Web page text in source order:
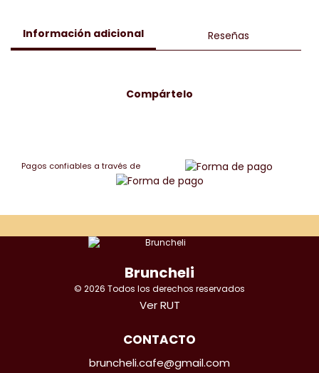
Información adicional Reseñas
Compártelo
Pagos confiables a través de
Bruncheli
© 2026 Todos los derechos reservados
Ver RUT
CONTACTO
bruncheli.cafe@gmail.com